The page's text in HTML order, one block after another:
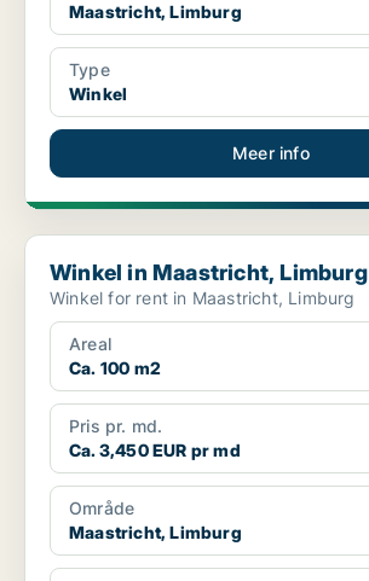
Maastricht, Limburg
Type
Winkel
Meer info
Winkel in Maastricht, Limburg
Winkel in Maastricht, Limburg
Winkel for rent in Maastricht, Limburg
Areal
Ca. 100 m2
Pris pr. md.
Ca. 3,450 EUR pr md
Område
Maastricht, Limburg